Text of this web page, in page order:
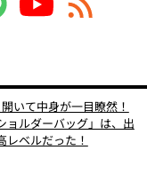
いて中身が一目瞭然！
ョルダーバッグ」は、出
レベルだった！